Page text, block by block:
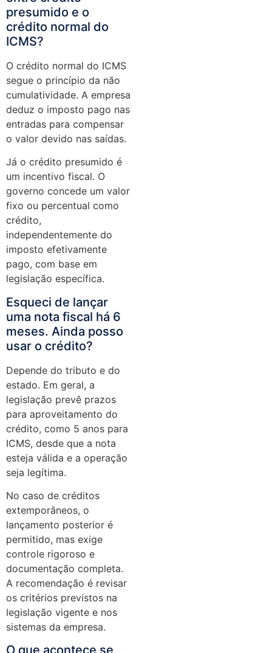
presumido e o
crédito normal do
ICMS?
O crédito normal do ICMS
segue o princípio da não
cumulatividade. A empresa
deduz o imposto pago nas
entradas para compensar
o valor devido nas saídas.
Já o crédito presumido é
um incentivo fiscal. O
governo concede um valor
fixo ou percentual como
crédito,
independentemente do
imposto efetivamente
pago, com base em
legislação específica.
Esqueci de lançar
uma nota fiscal há 6
meses. Ainda posso
usar o crédito?
Depende do tributo e do
estado. Em geral, a
legislação prevê prazos
para aproveitamento do
crédito, como 5 anos para
ICMS, desde que a nota
esteja válida e a operação
seja legítima.
No caso de créditos
extemporâneos, o
lançamento posterior é
permitido, mas exige
controle rigoroso e
documentação completa.
A recomendação é revisar
os critérios previstos na
legislação vigente e nos
sistemas da empresa.